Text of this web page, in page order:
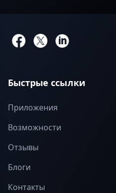
Быстрые ссылки
Приложения
Возможности
Отзывы
Блоги
Контакты